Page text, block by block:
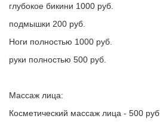
глубокое бикини 1000 руб.
подмышки 200 руб.
Ноги полностью 1000 руб.
руки полностью 500 руб.
Массаж лица:
Косметический массаж лица - 500 руб.